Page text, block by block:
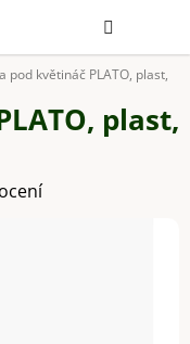
pod květináč PLATO, plast,
plast,